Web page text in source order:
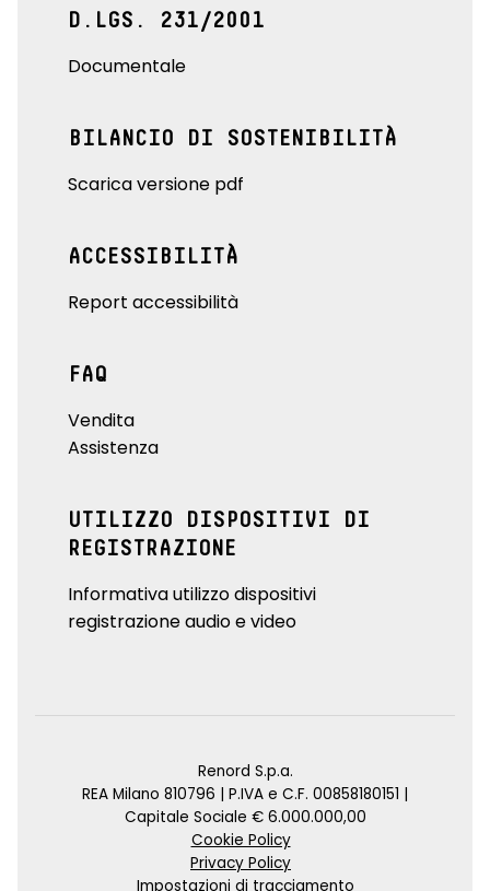
D.LGS. 231/2001
Documentale
BILANCIO DI SOSTENIBILITÀ
Scarica versione pdf
ACCESSIBILITÀ
Report accessibilità
FAQ
Vendita
Assistenza
UTILIZZO DISPOSITIVI DI
REGISTRAZIONE
Informativa utilizzo dispositivi
registrazione audio e video
Renord S.p.a.
REA Milano 810796 | P.IVA e C.F. 00858180151 |
Capitale Sociale € 6.000.000,00
Cookie Policy
Privacy Policy
Impostazioni di tracciamento